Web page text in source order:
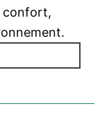
confort,